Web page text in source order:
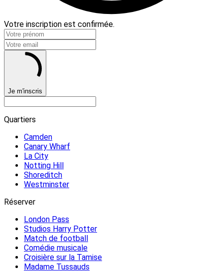
Votre inscription est confirmée.
Je m'inscris
Quartiers
Camden
Canary Wharf
La City
Notting Hill
Shoreditch
Westminster
Réserver
London Pass
Studios Harry Potter
Match de football
Comédie musicale
Croisière sur la Tamise
Madame Tussauds